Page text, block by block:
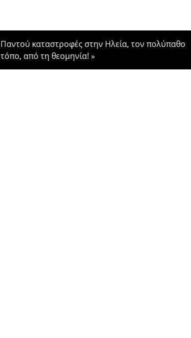
Παντού καταστροφές στην Ηλεία, τον πολύπαθο
τόπο, από τη θεομηνία! »